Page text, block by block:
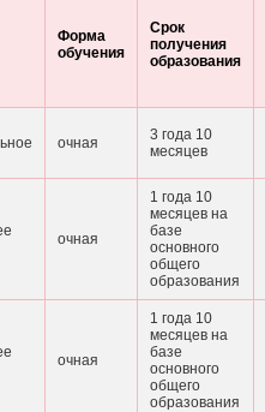
Форма
обучения
Срок
получения
образования
очная
3 года 10
месяцев
очная
1 года 10
месяцев на
базе
основного
общего
образования
очная
1 года 10
месяцев на
базе
основного
общего
образования